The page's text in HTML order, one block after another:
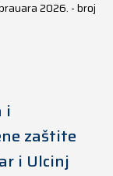
2026. - broj
i
zaštite
i Ulcinj